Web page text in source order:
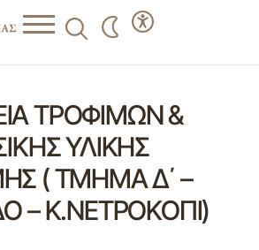
ΤΡΟΦΙΜΩΝ &
ΥΛΙΚΗΣ
( ΤΜΗΜΑ Δ΄ –
– Κ.ΝΕΤΡΟΚΟΠΙ)